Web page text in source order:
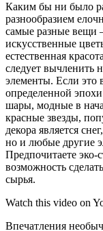
Каким бы ни было
разнообразием
самые разные вещи
искусственные
естественная
следует вычленить
элементы. Если это
определенной
шары, модные в
красные звезды,
декора является
но и любые другие
Предпочитаете эко-
возможность
сырья.
Watch this video on
Впечатления